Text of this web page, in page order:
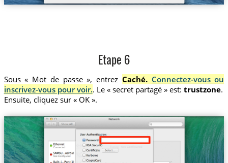
Etape 6
Sous « Mot de passe », entrez Caché. Connectez-vous ou
inscrivez-vous pour voir.. Le « secret partagé » est: trustzone.
Ensuite, cliquez sur « OK ».